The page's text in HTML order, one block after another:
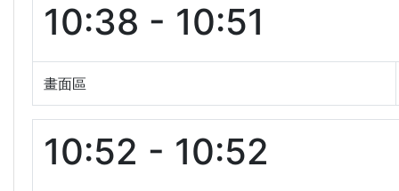
10:38 - 10:51
畫面區
10:52 - 10:52